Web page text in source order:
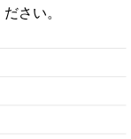
さい。